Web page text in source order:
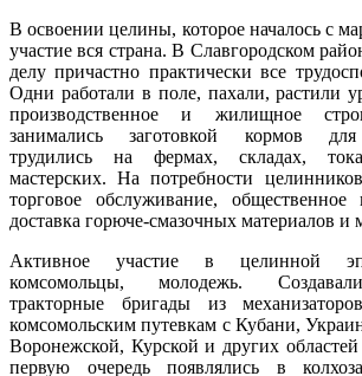
В освоении целины, которое началось с
участие вся страна. В Славгородском
делу причастно практически все
Одни работали в поле, пахали, растили
производственное и жилищное
занимались заготовкой кормов для
трудились на фермах, складах,
мастерских. На потребности
торговое обслуживание, общественное
доставка горюче-смазочных материалов и
Активное участие в целинной
комсомольцы, молодежь.
тракторные бригады из
комсомольским путевкам с Кубани,
Воронежской, Курской и других
первую очередь появлялись в